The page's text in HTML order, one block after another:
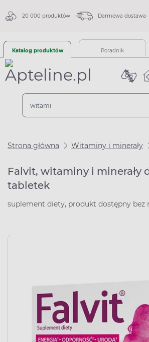
20 000 produktów Darmowa dostawa
Katalog produktów Poradnik
Strona główna Witaminy i minerały
Falvit, witaminy i minerały
tabletek
suplement diety, produkt dostępny bez